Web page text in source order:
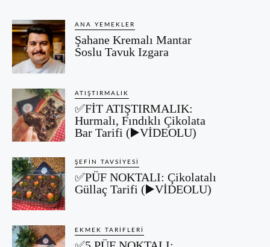
ANA YEMEKLER
Şahane Kremalı Mantar
Soslu Tavuk Izgara
ATIŞTIRMALIK
✅FİT ATIŞTIRMALIK:
Hurmalı, Fındıklı Çikolata
Bar Tarifi (▶️VİDEOLU)
ŞEFIN TAVSIYESI
✅PÜF NOKTALI: Çikolatalı
Güllaç Tarifi (▶️VİDEOLU)
EKMEK TARIFLERI